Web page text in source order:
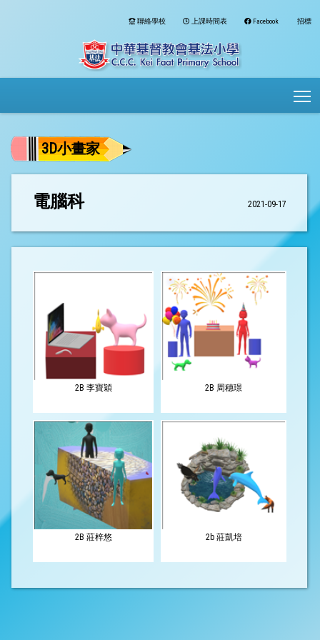
聯絡學校 上課時間表 Facebook 招標
3D小畫家
電腦科 2021-09-17
2B 李寶穎 2B 周穗璟
2B 莊梓悠 2b 莊凱培